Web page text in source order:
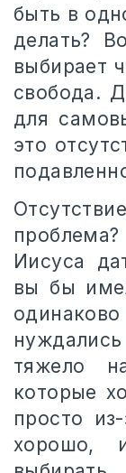
быть в
делать?
выбирает
свобода.
для
это
Иисуса
вы бы
тяжело
которые
просто
хорошо,